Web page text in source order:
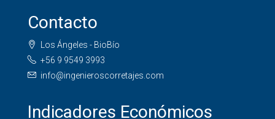
Contacto
Los Ángeles - BioBío
+56 9 9549 3993
info@ingenieroscorretajes.com
Indicadores Económicos